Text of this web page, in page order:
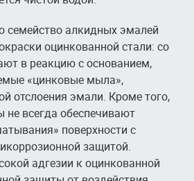
семейство алкидных эмалей
оцинкованной стали: со
в реакцию с основанием,
«цинковые мыла»,
отслоения эмали. Кроме того,
всегда обеспечивают
поверхности с
защитой.
адгезии к оцинкованной